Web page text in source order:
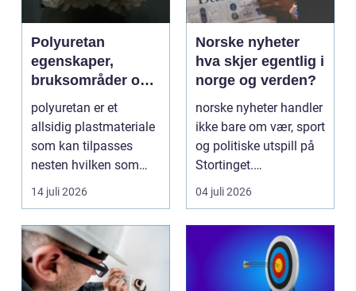
Polyuretan
egenskaper,
bruksområder og
fordeler i
industrien
polyuretan er et
allsidig plastmateriale
som kan tilpasses
nesten hvilken som
helst oppgave. Fra
myk...
14 juli 2026
Norske nyheter
hva skjer egentlig i
norge og verden?
norske nyheter handler
ikke bare om vær, sport
og politiske utspill på
Stortinget.
Nyhetsbildet form...
04 juli 2026